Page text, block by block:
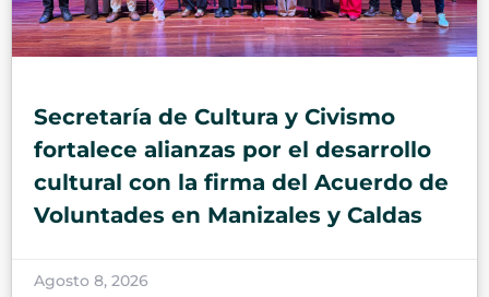
Secretaría de Cultura y Civismo
fortalece alianzas por el desarrollo
cultural con la firma del Acuerdo de
Voluntades en Manizales y Caldas
Agosto 8, 2026